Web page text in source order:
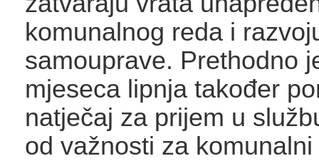
komunalnog reda i
samouprave. Prethodno
mjeseca lipnja također
natječaj za prijem u
od važnosti za